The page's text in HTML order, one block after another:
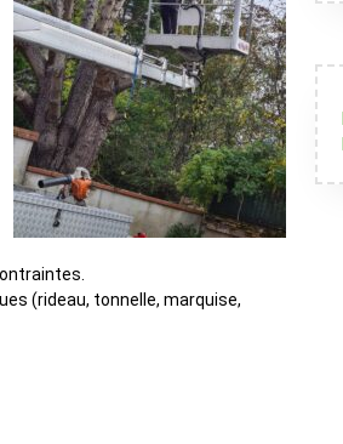
(rideau, tonnelle, marquise,